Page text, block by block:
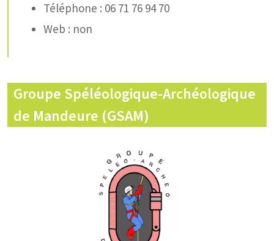
Téléphone : 06 71 76 94 70
Web : non
Groupe Spéléologique-Archéologique
de Mandeure (GSAM)